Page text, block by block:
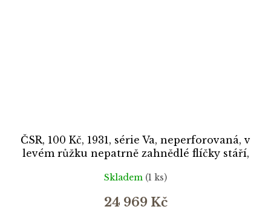
ČSR, 100 Kč, 1931, série Va, neperforovaná, v
levém růžku nepatrně zahnědlé flíčky stáří,
Skladem (1 ks)
24 969 Kč